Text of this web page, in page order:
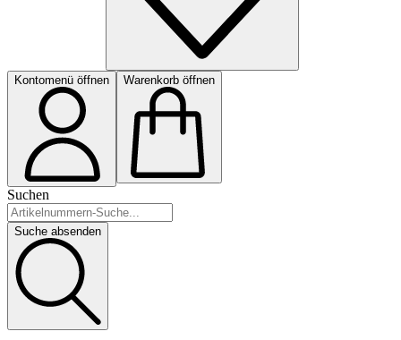
Kontomenü öffnen Warenkorb öffnen
Suchen
Suche absenden